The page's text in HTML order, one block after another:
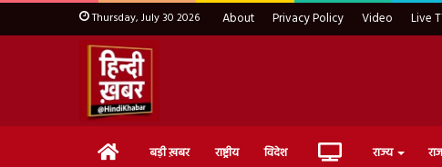
Thursday, July 30 2026 About Privacy Policy Video Live
Home बड़ी ख़बर राष्ट्रीय विदेश Live राज्य